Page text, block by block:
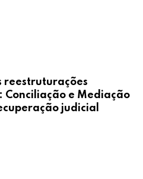
reestruturações
Conciliação e Mediação
judicial